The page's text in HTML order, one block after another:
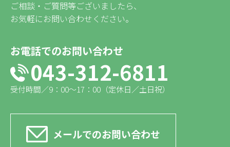
ご相談・ご質問等ございましたら、
お気軽にお問い合わせください。
お電話でのお問い合わせ
043-312-6811
受付時間／9：00〜17：00（定休日／土日祝）
メールでのお問い合わせ